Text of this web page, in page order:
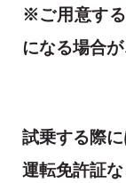
※ご用意す
になる場合が
試乗する際に
運転免許証な